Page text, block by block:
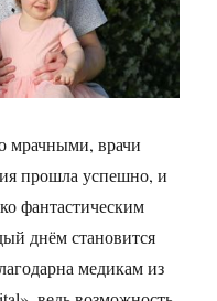
мрачными, врачи
прошла успешно, и
фантастическим
днём становится
медикам из